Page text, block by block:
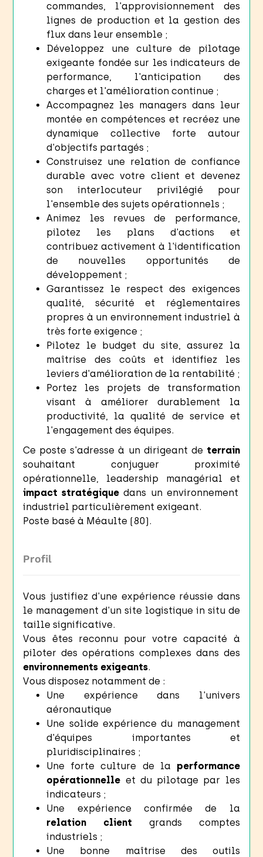
commandes, l'approvisionnement des
lignes de production et la gestion des
flux dans leur ensemble ;
Développez une culture de pilotage
exigeante fondée sur les indicateurs de
performance, l'anticipation des
charges et l'amélioration continue ;
Accompagnez les managers dans leur
montée en compétences et recréez une
dynamique collective forte autour
d'objectifs partagés ;
Construisez une relation de confiance
durable avec votre client et devenez
son interlocuteur privilégié pour
l'ensemble des sujets opérationnels ;
Animez les revues de performance,
pilotez les plans d'actions et
contribuez activement à l'identification
de nouvelles opportunités de
développement ;
Garantissez le respect des exigences
qualité, sécurité et réglementaires
propres à un environnement industriel à
très forte exigence ;
Pilotez le budget du site, assurez la
maîtrise des coûts et identifiez les
leviers d'amélioration de la rentabilité ;
Portez les projets de transformation
visant à améliorer durablement la
productivité, la qualité de service et
l'engagement des équipes.
Ce poste s'adresse à un dirigeant de terrain
souhaitant conjuguer proximité
opérationnelle, leadership managérial et
impact stratégique dans un environnement
industriel particulièrement exigeant.
Poste basé à Méaulte (80).
Profil
Vous justifiez d'une expérience réussie dans
le management d'un site logistique in situ de
taille significative.
Vous êtes reconnu pour votre capacité à
piloter des opérations complexes dans des
environnements exigeants.
Vous disposez notamment de :
Une expérience dans l'univers
aéronautique
Une solide expérience du management
d'équipes importantes et
pluridisciplinaires ;
Une forte culture de la performance
opérationnelle et du pilotage par les
indicateurs ;
Une expérience confirmée de la
relation client grands comptes
industriels ;
Une bonne maîtrise des outils